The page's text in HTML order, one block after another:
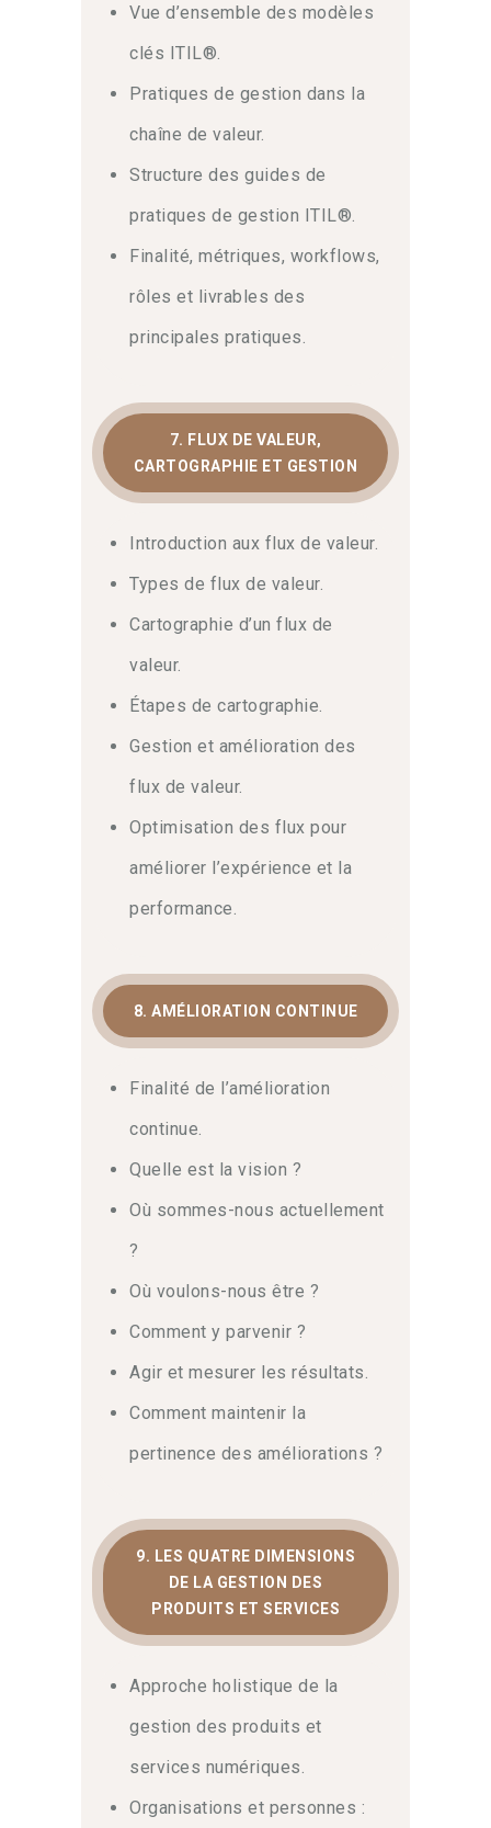
Vue d’ensemble des modèles
clés ITIL®.
Pratiques de gestion dans la
chaîne de valeur.
Structure des guides de
pratiques de gestion ITIL®.
Finalité, métriques, workflows,
rôles et livrables des
principales pratiques.
7. FLUX DE VALEUR,
CARTOGRAPHIE ET GESTION
Introduction aux flux de valeur.
Types de flux de valeur.
Cartographie d’un flux de
valeur.
Étapes de cartographie.
Gestion et amélioration des
flux de valeur.
Optimisation des flux pour
améliorer l’expérience et la
performance.
8. AMÉLIORATION CONTINUE
Finalité de l’amélioration
continue.
Quelle est la vision ?
Où sommes-nous actuellement
?
Où voulons-nous être ?
Comment y parvenir ?
Agir et mesurer les résultats.
Comment maintenir la
pertinence des améliorations ?
9. LES QUATRE DIMENSIONS
DE LA GESTION DES
PRODUITS ET SERVICES
Approche holistique de la
gestion des produits et
services numériques.
Organisations et personnes :